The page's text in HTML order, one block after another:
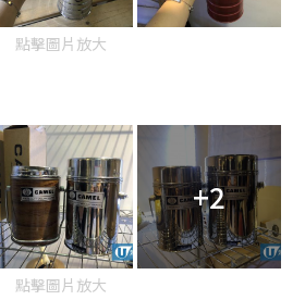
點擊圖片放大
+2
點擊圖片放大